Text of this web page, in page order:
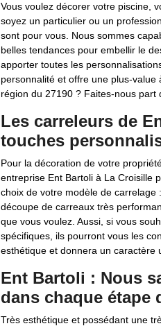
Vous voulez décorer votre piscine,
soyez un particulier ou un
sont pour vous. Nous sommes
belles tendances pour embellir le
apporter toutes les
personnalité et offre une plus-
région du 27190 ? Faites-nous part
Les carreleurs de
touches
Pour la décoration de votre
entreprise Ent Bartoli à La Croisille
choix de votre modèle de carrelage
découpe de carreaux très
que vous voulez. Aussi, si vous
spécifiques, ils pourront vous les
esthétique et donnera un caractère
Ent Bartoli : Nous
dans chaque étape
Très esthétique et possédant une